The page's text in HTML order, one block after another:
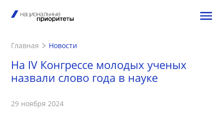
Главная Новости
На IV Конгрессе молодых ученых
назвали слово года в науке
29 ноября 2024